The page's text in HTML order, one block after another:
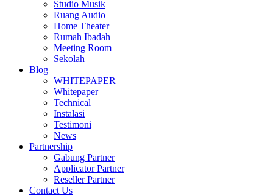
Studio Musik
Ruang Audio
Home Theater
Rumah Ibadah
Meeting Room
Sekolah
Blog
WHITEPAPER
Whitepaper
Technical
Instalasi
Testimoni
News
Partnership
Gabung Partner
Applicator Partner
Reseller Partner
Contact Us